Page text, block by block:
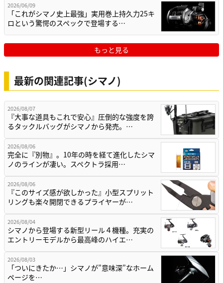
2026/06/09
「これがシマノ史上最強」実用巻上持久力25キ
ロという驚愕のスペックで登場する…
もっと見る
最新の関連記事(シマノ)
2026/08/07
『大事な道具もこれで安心』圧倒的な強度を誇
るタックルバッグがシマノから発売。…
2026/08/06
完全に『別物』。10年の時を経て進化したシマ
ノのラインが凄い。スペクトラ採用…
2026/08/06
『このサイズ感が欲しかった』小型スプリット
リングも楽々開閉できるプライヤーが…
2026/08/04
シマノから登場する新型リール４機種。充実の
エントリーモデルから最高峰のハイエ…
2026/08/03
「ついにきたか…」シマノが”意味深”なホーム
ページを…